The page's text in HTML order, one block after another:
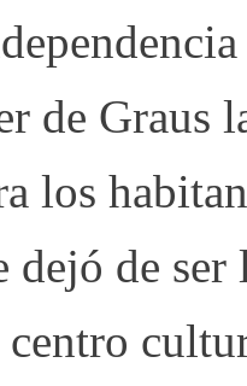
de Graus
los
dejó de